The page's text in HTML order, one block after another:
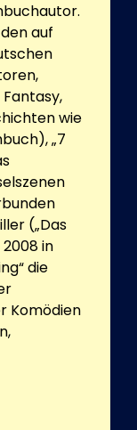
auf
wie
„7
(„Das
in
die
Komödien